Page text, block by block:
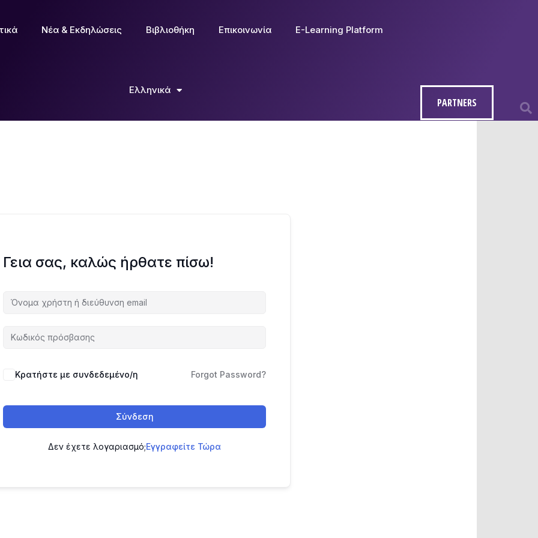
Νέα & Εκδηλώσεις Βιβλιοθήκη Επικοινωνία E-Learning Platform
Ελληνικά
PARTNERS
Γεια σας, καλώς ήρθατε πίσω!
Κρατήστε με συνδεδεμένο/η Forgot Password?
Σύνδεση
Δεν έχετε λογαριασμό;Εγγραφείτε Τώρα